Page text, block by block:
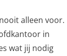
alleen voor.
in
wat jij nodig